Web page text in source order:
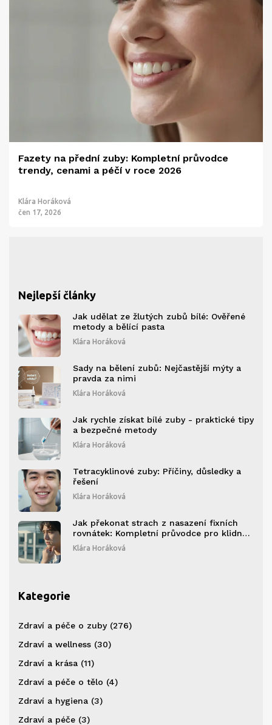
Fazety na přední zuby: Kompletní průvodce
trendy, cenami a péčí v roce 2026
Klára Horáková
čen 17, 2026
Nejlepší články
Jak udělat ze žlutých zubů bílé: Ověřené
metody a bělící pasta
Klára Horáková
Sady na bělení zubů: Nejčastější mýty a
pravda za nimi
Klára Horáková
Jak rychle získat bílé zuby - praktické tipy
a bezpečné metody
Klára Horáková
Tetracyklinové zuby: Příčiny, důsledky a
řešení
Klára Horáková
Jak překonat strach z nasazení fixních
rovnátek: Kompletní průvodce pro klidnou
mysl
Klára Horáková
Kategorie
Zdraví a péče o zuby (276)
Zdraví a wellness (30)
Zdraví a krása (11)
Zdraví a péče o tělo (4)
Zdraví a hygiena (3)
Zdraví a péče (3)